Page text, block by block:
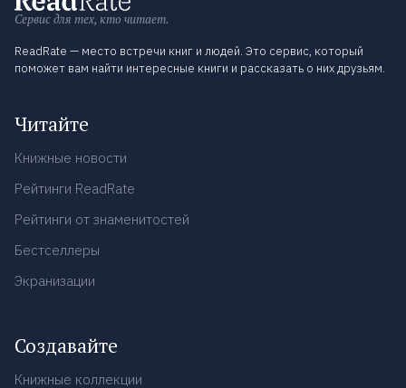
Сервис для тех, кто читает.
ReadRate — место встречи книг и людей. Это сервис, который
поможет вам найти интересные книги и рассказать о них друзьям.
Читайте
Книжные новости
Рейтинги ReadRate
Рейтинги от знаменитостей
Бестселлеры
Экранизации
Создавайте
Книжные коллекции